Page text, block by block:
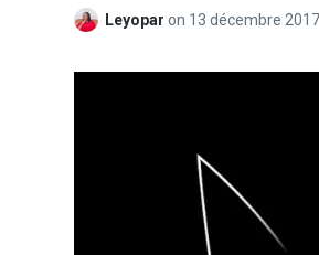
Leyoparon 13 décembre 2017